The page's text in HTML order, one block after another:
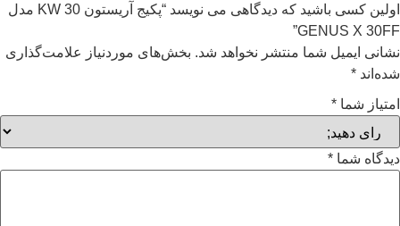
اولین کسی باشید که دیدگاهی می نویسد “پکیج آریستون 30 KW مدل
GENUS X 30FF”
نشانی ایمیل شما منتشر نخواهد شد. بخش‌های موردنیاز علامت‌گذاری
شده‌اند *
امتیاز شما *
دیدگاه شما *